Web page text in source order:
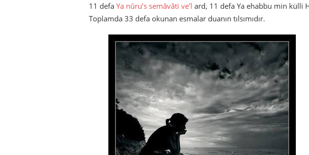
11 defa Ya nûru’s semâvâti ve’l ard, 11 defa Ya ehabbu min külli
Toplamda 33 defa okunan esmalar duanın tılsımıdır.